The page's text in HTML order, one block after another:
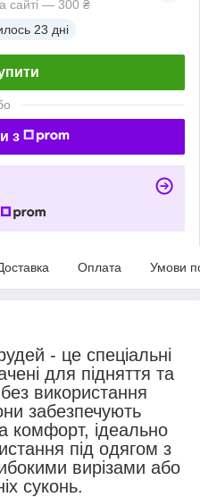
сайті — 300 ₴
23 дні
з
Оплата Умови
- це спеціальні
для підняття та
використання
забезпечують
комфорт, ідеально
під одягом з
вирізами або
суконь.